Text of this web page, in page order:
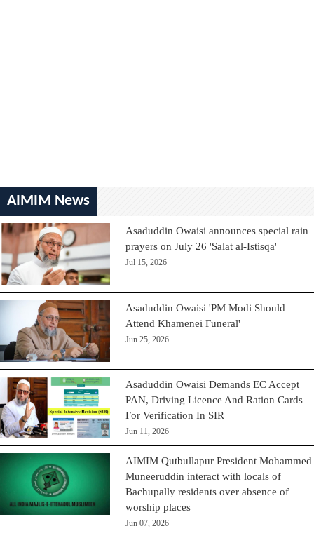
AIMIM News
Asaduddin Owaisi announces special rain
prayers on July 26 'Salat al-Istisqa'
Jul 15, 2026
Asaduddin Owaisi 'PM Modi Should
Attend Khamenei Funeral'
Jun 25, 2026
Asaduddin Owaisi Demands EC Accept
PAN, Driving Licence And Ration Cards
For Verification In SIR
Jun 11, 2026
AIMIM Qutbullapur President Mohammed
Muneeruddin interact with locals of
Bachupally residents over absence of
worship places
Jun 07, 2026